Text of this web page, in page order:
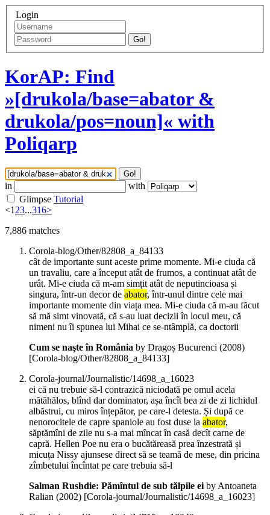
Login
Go!
KorAP: Find
»[drukola/base=abator &
drukola/pos=noun]« with
Poliqarp
Go!
in
with
Glimpse Tutorial
<123...316>
7,886 matches
Corola-blog/Other/82808_a_84133
cât de importante sunt aceste prime momente. Mi-e ciuda că
un travaliu, care a început atât de frumos, a continuat atât de
urât. Mi-e ciuda că m-am simțit atât de neputincioasa și
singura, într-un decor de abator, într-unul dintre cele mai
importante momente din viața mea. Mi-e ciuda că m-au făcut
să mă simt vinovată, că s-au luat decizii în locul meu, că
nimeni nu îi spunea lui Mihai ce se-ntâmplă, ca doctorii
Cum se naşte în România by Dragoș Bucurenci (2008)
[Corola-blog/Other/82808_a_84133]
Corola-journal/Journalistic/14698_a_16023
ei că nu trebuie să-l contrazică niciodată pe omul acela
mătăhălos, blînd dar dominator, așa încît bea zi de zi lichidul
albăstrui, cu miros înțepător, pe care-l detesta. Și după ce
nenorocitele de capre spaniole au fost duse la abator,
săptămîni de zile nu s-a mai mîncat în casă decît carne de
capră. Hellen Poe nu era o bucătăreasă prea înzestrată și
micuța Nissy ajunsese direct să se teamă de mese, din pricina
zîmbetului încîntat pe care trebuia să-l
Salman Rushdie: Pămîntul de sub tălpile eiby Antoaneta
Ralian (2002) [Corola-journal/Journalistic/14698_a_16023]